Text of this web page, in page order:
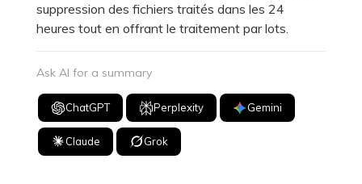
suppression des fichiers traités dans les 24
heures tout en offrant le traitement par lots.
Ask AI for a summary
ChatGPT Perplexity Gemini
Claude Grok